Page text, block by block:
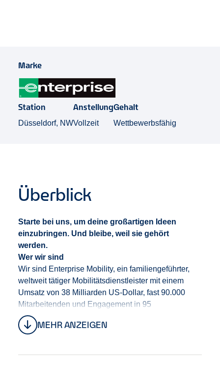
Marke
Station
Düsseldorf, NW
Anstellung
Vollzeit
Gehalt
Wettbewerbsfähig
Überblick
MEHR ANZEIGEN
Starte bei uns, um deine großartigen Ideen
einzubringen. Und bleibe, weil sie gehört
werden.
Wer wir sind
Wir sind Enterprise Mobility,ein familiengeführter,
weltweit tätiger Mobilitätsdienstleister mit einem
Umsatz von 38 Milliarden US-Dollar, fast 90.000
Mitarbeitenden und Engagement in 95
Ländern.
bauen wirdas Unternehmen